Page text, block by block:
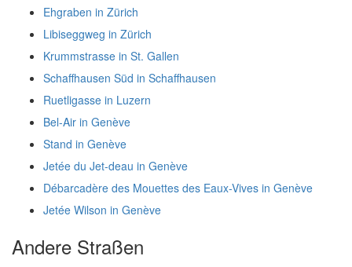
Ehgraben in Zürich
Libiseggweg in Zürich
Krummstrasse in St. Gallen
Schaffhausen Süd in Schaffhausen
Ruetligasse in Luzern
Bel-Air in Genève
Stand in Genève
Jetée du Jet-deau in Genève
Débarcadère des Mouettes des Eaux-Vives in Genève
Jetée Wilson in Genève
Andere Straßen